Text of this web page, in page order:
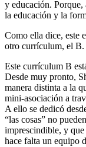
y educación. Porque,
la educación y la
Como ella dice, este
otro currículum, el B.
Este currículum B
Desde muy pronto,
manera distinta a la
mini-asociación a
A ello se dedicó
“las cosas” no
imprescindible, y que
hace falta un equipo